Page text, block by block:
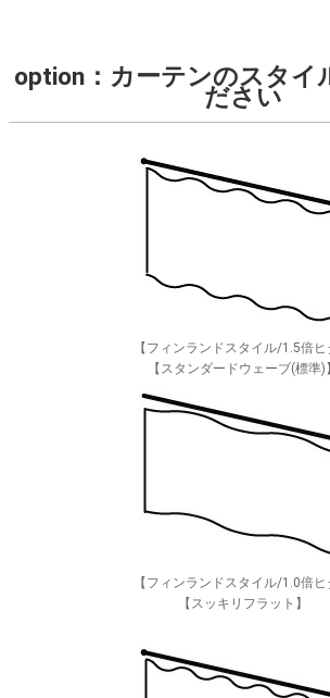
option：カーテンのスタイ
ださい
【フィンランドスタイル/1.5倍ヒ
【スタンダードウェーブ(標準)】
【フィンランドスタイル/1.0倍ヒ
【スッキリフラット】